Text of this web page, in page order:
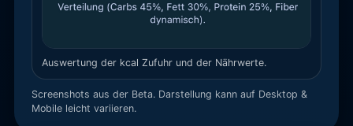
Auswertung der kcal Zufuhr und der Nährwerte.
Screenshots aus der Beta. Darstellung kann auf Desktop &
Mobile leicht variieren.